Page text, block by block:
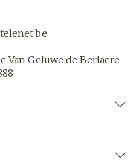
telenet.be
Van Geluwe de Berlaere